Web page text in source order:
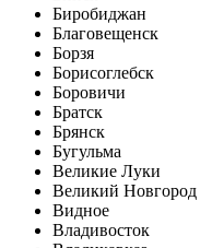
Биробиджан
Благовещенск
Борзя
Борисоглебск
Боровичи
Братск
Брянск
Бугульма
Великие Луки
Великий Новгород
Видное
Владивосток